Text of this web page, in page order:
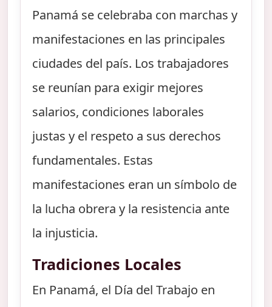
Panamá se celebraba con marchas y
manifestaciones en las principales
ciudades del país. Los trabajadores
se reunían para exigir mejores
salarios, condiciones laborales
justas y el respeto a sus derechos
fundamentales. Estas
manifestaciones eran un símbolo de
la lucha obrera y la resistencia ante
la injusticia.
Tradiciones Locales
En Panamá, el Día del Trabajo en